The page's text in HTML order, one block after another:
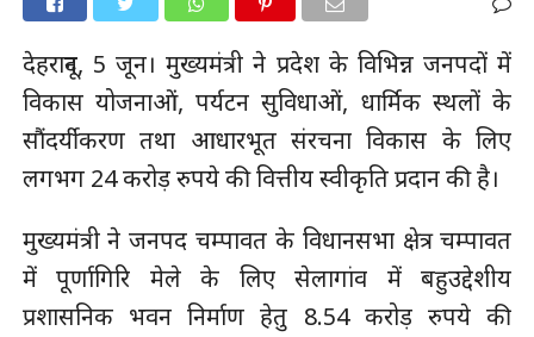
देहरादून, 5 जून। मुख्यमंत्री ने प्रदेश के विभिन्न जनपदों में
विकास योजनाओं, पर्यटन सुविधाओं, धार्मिक स्थलों के
सौंदर्यीकरण तथा आधारभूत संरचना विकास के लिए
लगभग 24 करोड़ रुपये की वित्तीय स्वीकृति प्रदान की है।
मुख्यमंत्री ने जनपद चम्पावत के विधानसभा क्षेत्र चम्पावत
में पूर्णागिरि मेले के लिए सेलागांव में बहुउद्देशीय
प्रशासनिक भवन निर्माण हेतु 8.54 करोड़ रुपये की